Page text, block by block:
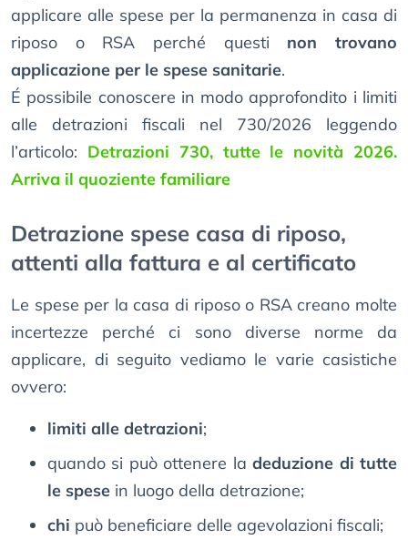
applicare alle spese per la permanenza in casa di
riposo o RSA perché questi non trovano
applicazione per le spese sanitarie.
É possibile conoscere in modo approfondito i limiti
alle detrazioni fiscali nel 730/2026 leggendo
l’articolo: Detrazioni 730, tutte le novità 2026.
Arriva il quoziente familiare
Detrazione spese casa di riposo,
attenti alla fattura e al certificato
Le spese per la casa di riposo o RSA creano molte
incertezze perché ci sono diverse norme da
applicare, di seguito vediamo le varie casistiche
ovvero:
limiti alle detrazioni;
quando si può ottenere ladeduzione di tutte
le spese in luogo della detrazione;
chi può beneficiare delle agevolazioni fiscali;